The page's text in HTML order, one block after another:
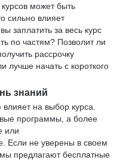
может быть
сильно влияет
заплатить за весь курс
по частям? Позволит ли
рассрочку
лучше начать с короткого
знаний
на выбор курса.
программы, а более
или
Если не уверены в своем
предлагают бесплатные